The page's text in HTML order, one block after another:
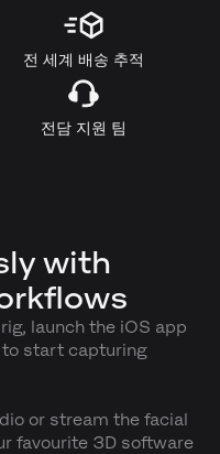
전 세계 배송 추적
전담 지원 팀
with
launch the iOS app
to start capturing
or stream the facial
favourite 3D software